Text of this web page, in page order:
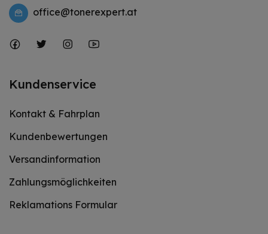
office@tonerexpert.at
Kundenservice
Kontakt & Fahrplan
Kundenbewertungen
Versandinformation
Zahlungsmöglichkeiten
Reklamations Formular